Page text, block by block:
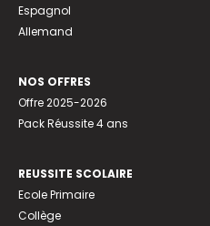
Espagnol
Allemand
NOS OFFRES
Offre 2025-2026
Pack Réussite 4 ans
REUSSITE SCOLAIRE
Ecole Primaire
Collège